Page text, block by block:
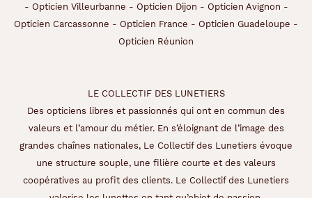
- Opticien Villeurbanne - Opticien Dijon - Opticien Avignon -
Opticien Carcassonne - Opticien France - Opticien Guadeloupe -
Opticien Réunion
LE COLLECTIF DES LUNETIERS
Des opticiens libres et passionnés qui ont en commun des
valeurs et l’amour du métier. En s’éloignant de l’image des
grandes chaînes nationales, Le Collectif des Lunetiers évoque
une structure souple, une filière courte et des valeurs
coopératives au profit des clients. Le Collectif des Lunetiers